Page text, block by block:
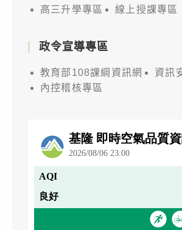
高三升學專區
線上授課專區
政令宣導專區
教育部108課綱資訊網
資訊
內控稽核專區